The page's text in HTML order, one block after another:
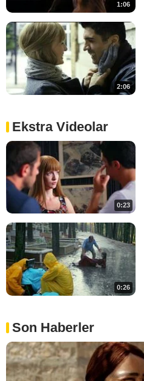
1:06
2:06
Ekstra Videolar
0:23
0:26
Son Haberler